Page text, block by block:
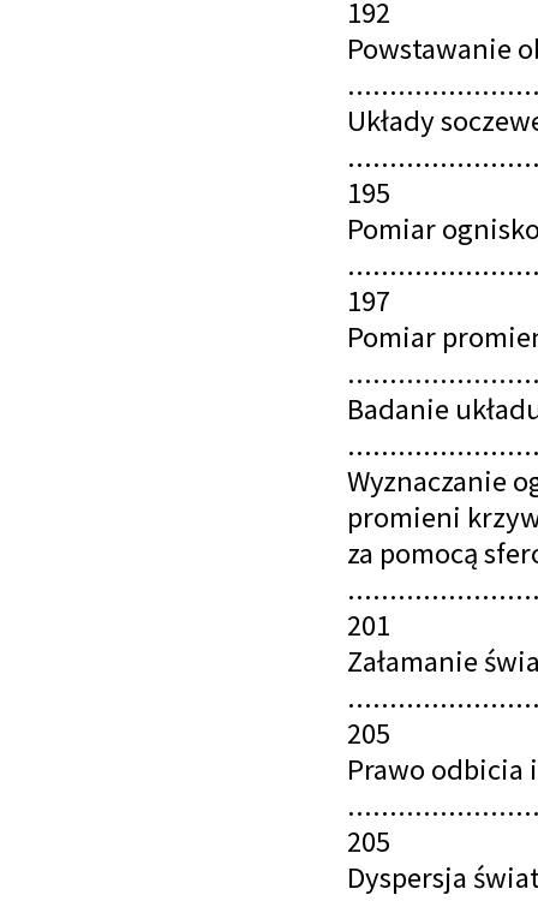
192
Powstawanie
Układy
195
Pomiar
197
Pomiar
Badanie
Wyznaczanie
promieni
za pomocą
201
Załamanie
205
Prawo odbicia
205
Dyspersja